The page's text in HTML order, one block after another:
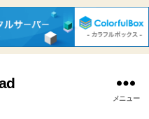
メニュー